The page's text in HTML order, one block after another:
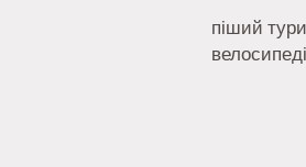
піший